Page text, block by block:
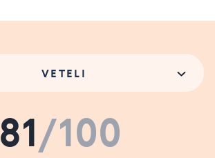
VETELI
81/100